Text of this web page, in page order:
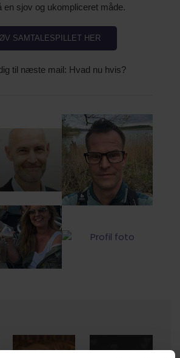
en sjov og ukompliceret måde.
SAMTALESPILLET HER
til næste mail: Hvad nu hvis?